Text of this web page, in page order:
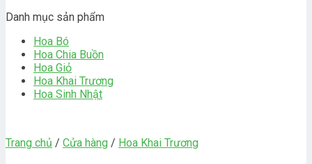
Danh mục sản phẩm
Hoa Bó
Hoa Chia Buồn
Hoa Giỏ
Hoa Khai Trương
Hoa Sinh Nhật
Trang chủ / Cửa hàng / Hoa Khai Trương